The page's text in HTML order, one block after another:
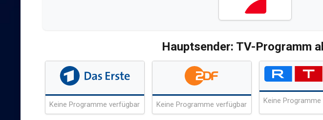
Hauptsender: TV-Programm
Keine Programme verfügbar Keine Programme verfügbar Keine